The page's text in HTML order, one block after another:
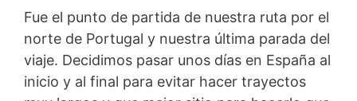
Fue el punto de partida de nuestra ruta por el
norte de Portugal y nuestra última parada del
viaje. Decidimos pasar unos días en España al
inicio y al final para evitar hacer trayectos